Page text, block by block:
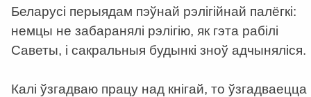
Беларусі перыядам пэўнай рэлігійнай палёгкі:
немцы не забаранялі рэлігію, як гэта рабілі
Саветы, і сакральныя будынкі зноў адчыняліся.
Калі ўзгадваю працу над кнігай, то ўзгадваецца